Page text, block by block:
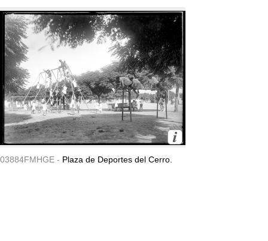
03884FMHGE - Plaza de Deportes del Cerro.